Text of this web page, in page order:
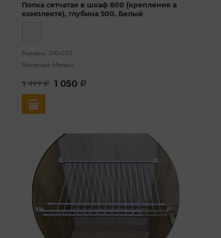
Полка сетчатая в шкаф 600 (крепления в
комплекте), глубина 500, Белый
Размеры: 500х553
Материал: Металл
1 499a 1 050 a